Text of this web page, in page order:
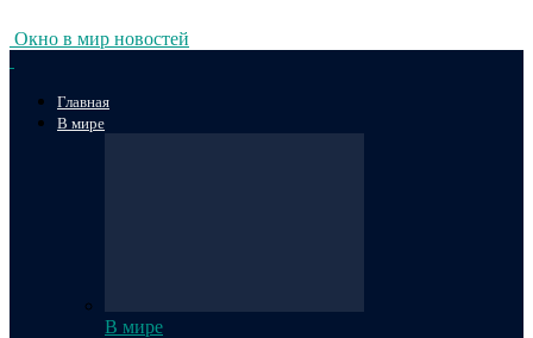
Окно в мир новостей
Главная
В мире
В мире